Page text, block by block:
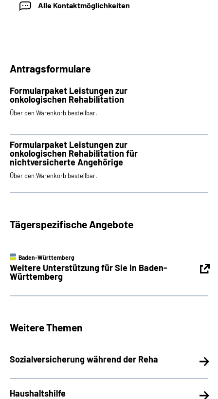
Alle Kontaktmöglichkeiten
Antragsformulare
Formularpaket Leistungen zur
onkologischen Rehabilitation
Über den Warenkorb bestellbar.
Formularpaket Leistungen zur
onkologischen Rehabilitation für
nichtversicherte Angehörige
Über den Warenkorb bestellbar.
Tägerspezifische Angebote
Baden-Württemberg
Weitere Unterstützung für Sie in Baden-
Württemberg
Weitere Themen
Sozialversicherung während der Reha
Haushaltshilfe